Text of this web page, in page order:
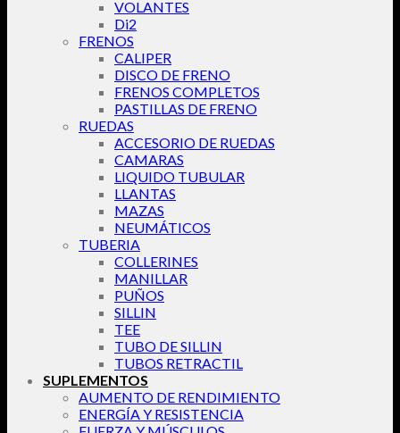
VOLANTES
Di2
FRENOS
CALIPER
DISCO DE FRENO
FRENOS COMPLETOS
PASTILLAS DE FRENO
RUEDAS
ACCESORIO DE RUEDAS
CAMARAS
LIQUIDO TUBULAR
LLANTAS
MAZAS
NEUMÁTICOS
TUBERIA
COLLERINES
MANILLAR
PUÑOS
SILLIN
TEE
TUBO DE SILLIN
TUBOS RETRACTIL
SUPLEMENTOS
AUMENTO DE RENDIMIENTO
ENERGÍA Y RESISTENCIA